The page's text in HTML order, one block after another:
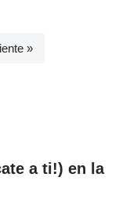
»
a ti!) en la